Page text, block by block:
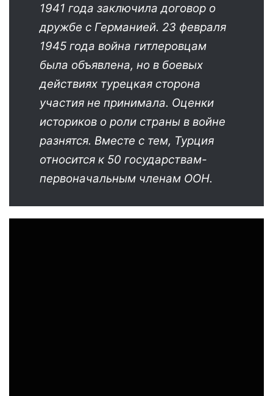
1941 года заключила договор о
дружбе с Германией. 23 февраля
1945 года война гитлеровцам
была объявлена, но в боевых
действиях турецкая сторона
участия не принимала. Оценки
историков о роли страны в войне
разнятся. Вместе с тем, Турция
относится к 50 государствам-
первоначальным членам ООН.